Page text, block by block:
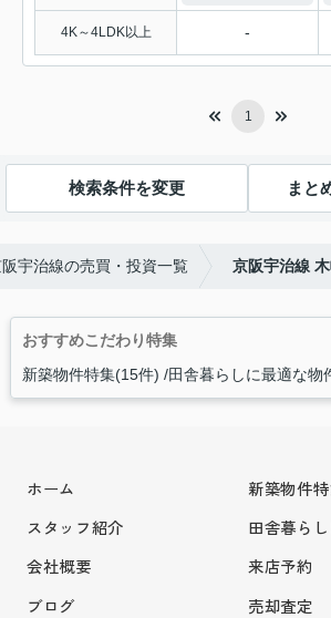
4K～4LDK以上 -
1
検索条件を変更 まと
宇治線の売買・投資一覧 京阪宇治線
おすすめこだわり特集
新築物件特集(15件) 田舎暮らしに最適な物
ホーム
スタッフ紹介
会社概要
ブログ
新築物件
田舎暮ら
来店予約
売却査定